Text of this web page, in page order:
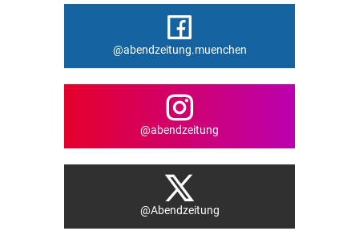
@abendzeitung.muenchen
@abendzeitung
@Abendzeitung